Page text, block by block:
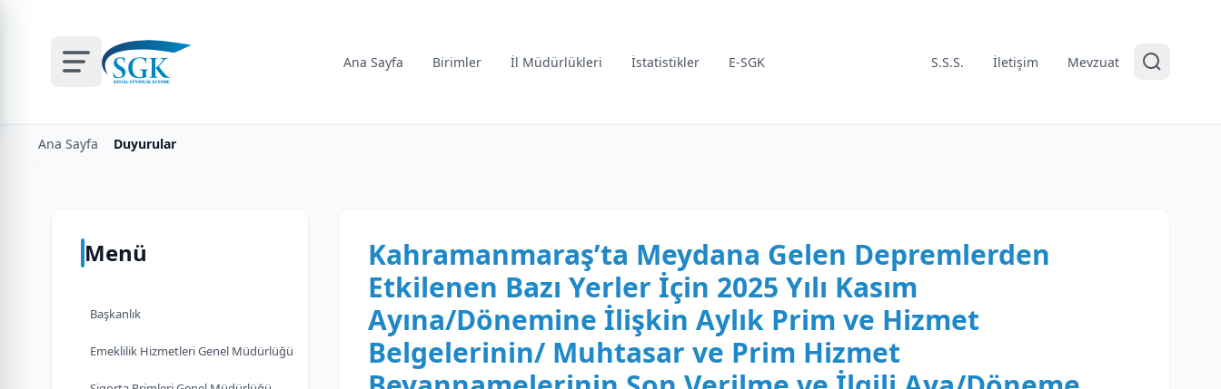
Ana Sayfa Birimler İl Müdürlükleri İstatistikler E-SGK S.S.S. İletişim Mevzuat
Ana Sayfa Duyurular
Menü
Başkanlık
Emeklilik Hizmetleri Genel Müdürlüğü
Kahramanmaraş’ta Meydana Gelen Depremlerden
Etkilenen Bazı Yerler İçin 2025 Yılı Kasım
Ayına/Dönemine İlişkin Aylık Prim ve Hizmet
Belgelerinin/ Muhtasar ve Prim Hizmet